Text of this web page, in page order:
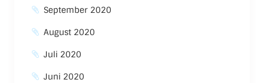
September 2020
August 2020
Juli 2020
Juni 2020